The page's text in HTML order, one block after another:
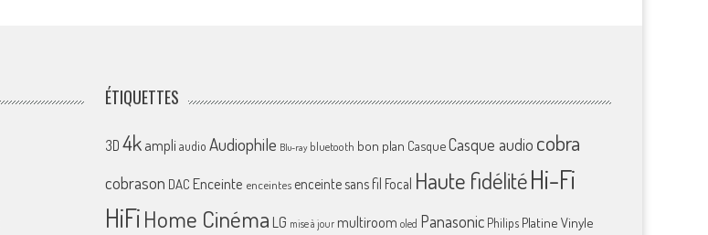
ÉTIQUETTES
3D 4k ampliaudio Audiophile Blu-ray bluetooth bon plan CasqueCasque audio cobra
cobrason DAC Enceinte enceintes enceinte sans fil Focal Haute fidélitéHi-Fi
HiFiHome Cinéma LG mise à jour multiroom oled Panasonic Philips Platine Vinyle